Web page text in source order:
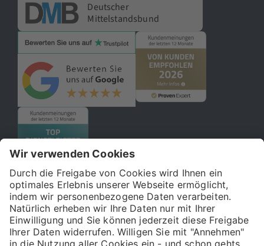
Deutscher
Mittelstandsbund